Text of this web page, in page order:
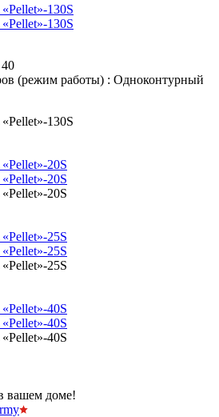
130S
130S
(режим работы) : Одноконтурный
130S
20S
20S
20S
25S
25S
25S
40S
40S
40S
вашем доме!